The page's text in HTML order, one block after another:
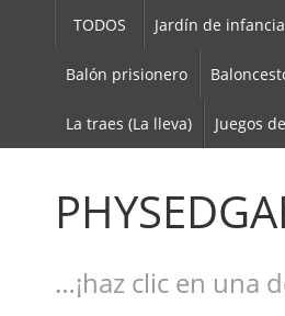
TODOS Jardín de infancia
Balón prisionero
La traes (La lleva) Juegos
…¡haz clic en una